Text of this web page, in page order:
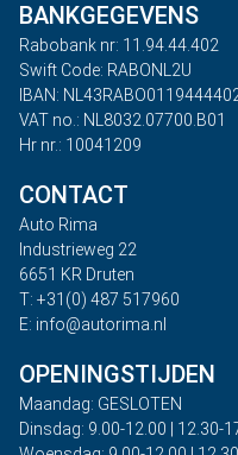
BANKGEGEVENS
Rabobank nr: 11.94.44.402
Swift Code: RABONL2U
IBAN:
VAT no.: NL8032.07700.B01
Hr nr.: 10041209
CONTACT
Auto Rima
Industrieweg 22
6651 KR Druten
T: +31(0) 487 517960
E: info@autorima.nl
OPENINGSTIJDEN
Maandag: GESLOTEN
Dinsdag: 9.00-12.00 | 12.30-